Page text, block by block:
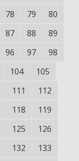
78 79
80
87 88
89
96 97
98
104
105
111
112
118
119
125
126
132
133